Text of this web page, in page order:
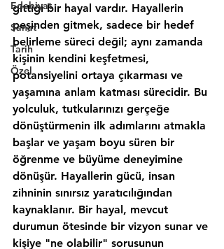
Edebiyat
Sanat
Tarih
Özel